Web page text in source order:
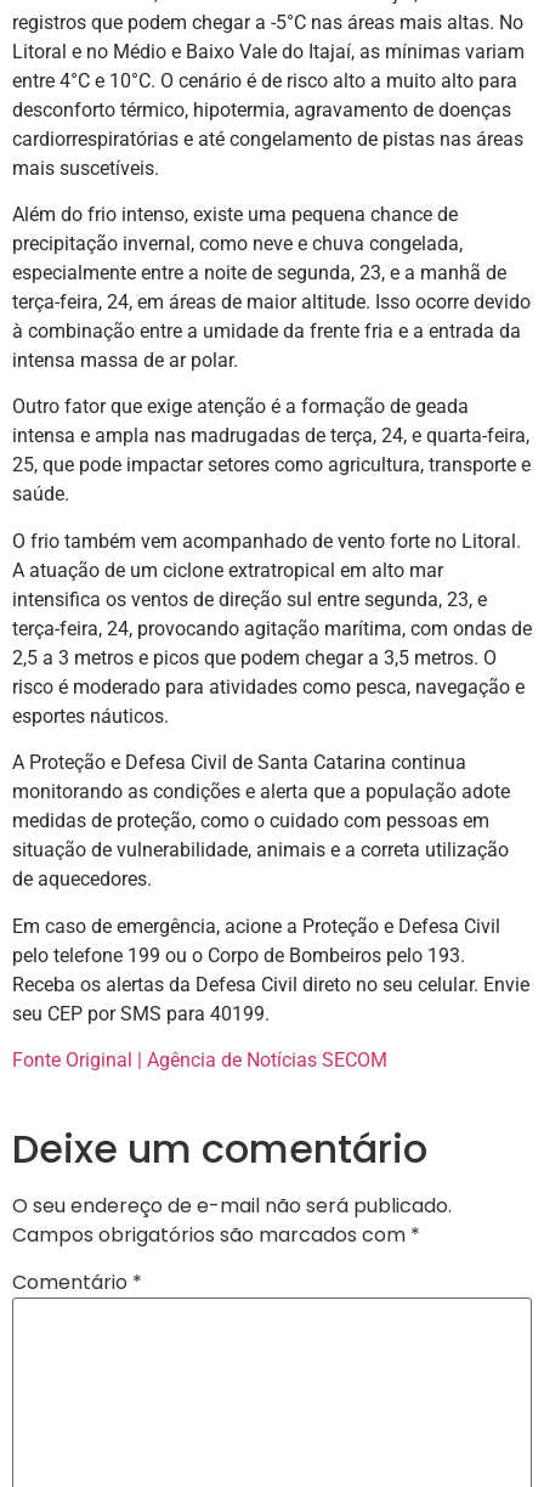
registros que podem chegar a -5°C nas áreas mais altas. No
Litoral e no Médio e Baixo Vale do Itajaí, as mínimas variam
entre 4°C e 10°C. O cenário é de risco alto a muito alto para
desconforto térmico, hipotermia, agravamento de doenças
cardiorrespiratórias e até congelamento de pistas nas áreas
mais suscetíveis.
Além do frio intenso, existe uma pequena chance de
precipitação invernal, como neve e chuva congelada,
especialmente entre a noite de segunda, 23, e a manhã de
terça-feira, 24, em áreas de maior altitude. Isso ocorre devido
à combinação entre a umidade da frente fria e a entrada da
intensa massa de ar polar.
Outro fator que exige atenção é a formação de geada
intensa e ampla nas madrugadas de terça, 24, e quarta-feira,
25, que pode impactar setores como agricultura, transporte e
saúde.
O frio também vem acompanhado de vento forte no Litoral.
A atuação de um ciclone extratropical em alto mar
intensifica os ventos de direção sul entre segunda, 23, e
terça-feira, 24, provocando agitação marítima, com ondas de
2,5 a 3 metros e picos que podem chegar a 3,5 metros. O
risco é moderado para atividades como pesca, navegação e
esportes náuticos.
A Proteção e Defesa Civil de Santa Catarina continua
monitorando as condições e alerta que a população adote
medidas de proteção, como o cuidado com pessoas em
situação de vulnerabilidade, animais e a correta utilização
de aquecedores.
Em caso de emergência, acione a Proteção e Defesa Civil
pelo telefone 199 ou o Corpo de Bombeiros pelo 193.
Receba os alertas da Defesa Civil direto no seu celular. Envie
seu CEP por SMS para 40199.
Fonte Original | Agência de Notícias SECOM
Deixe um comentário
O seu endereço de e-mail não será publicado.
Campos obrigatórios são marcados com *
Comentário *